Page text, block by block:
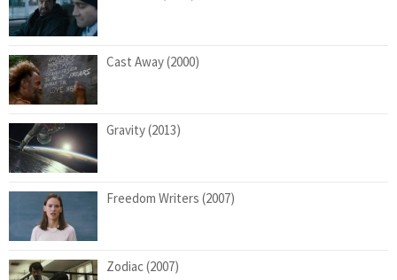
Cast Away (2000)
Gravity (2013)
Freedom Writers (2007)
Zodiac (2007)